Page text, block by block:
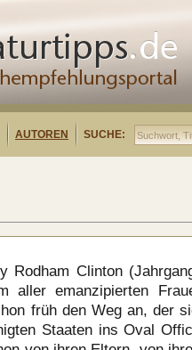
AUTOREN SUCHE:
Rodham Clinton
aller emanzipierten
früh den Weg an, der
Staaten ins Oval